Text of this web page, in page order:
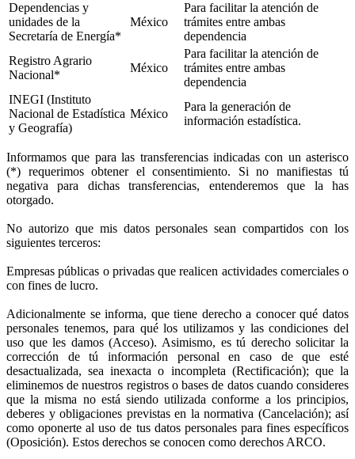
Dependencias y
unidades de la
Secretaría de Energía*
México
Para facilitar la atención de
trámites entre ambas
dependencia
Registro Agrario
Nacional*
México
Para facilitar la atención de
trámites entre ambas
dependencia
INEGI (Instituto
Nacional de Estadística
y Geografía)
México
Para la generación de
información estadística.
Informamos que para las transferencias indicadas con un asterisco
(*) requerimos obtener el consentimiento. Si no manifiestas tú
negativa para dichas transferencias, entenderemos que la has
otorgado.
No autorizo que mis datos personales sean compartidos con los
siguientes terceros:
Empresas públicas o privadas que realicen actividades comerciales o
con fines de lucro.
Adicionalmente se informa, que tiene derecho a conocer qué datos
personales tenemos, para qué los utilizamos y las condiciones del
uso que les damos (Acceso). Asimismo, es tú derecho solicitar la
corrección de tú información personal en caso de que esté
desactualizada, sea inexacta o incompleta (Rectificación); que la
eliminemos de nuestros registros o bases de datos cuando consideres
que la misma no está siendo utilizada conforme a los principios,
deberes y obligaciones previstas en la normativa (Cancelación); así
como oponerte al uso de tus datos personales para fines específicos
(Oposición). Estos derechos se conocen como derechos ARCO.